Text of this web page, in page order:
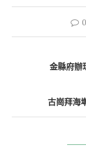
金縣府辦
古崗拜海